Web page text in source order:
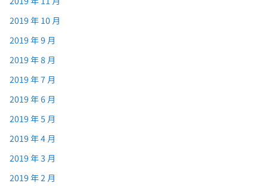
2019 年 10 月
2019 年 9 月
2019 年 8 月
2019 年 7 月
2019 年 6 月
2019 年 5 月
2019 年 4 月
2019 年 3 月
2019 年 2 月